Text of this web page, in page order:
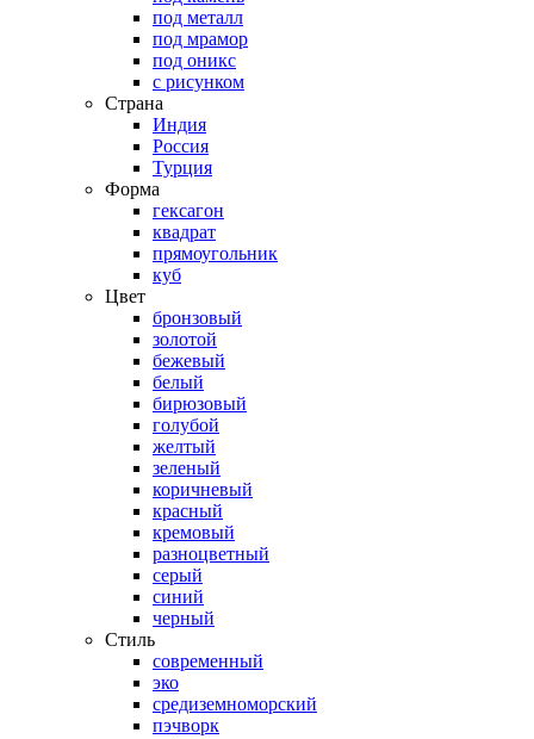
под металл
под мрамор
под оникс
с рисунком
Страна
Индия
Россия
Турция
Форма
гексагон
квадрат
прямоугольник
куб
Цвет
бронзовый
золотой
бежевый
белый
бирюзовый
голубой
желтый
зеленый
коричневый
красный
кремовый
разноцветный
серый
синий
черный
Стиль
современный
эко
средиземноморский
пэчворк